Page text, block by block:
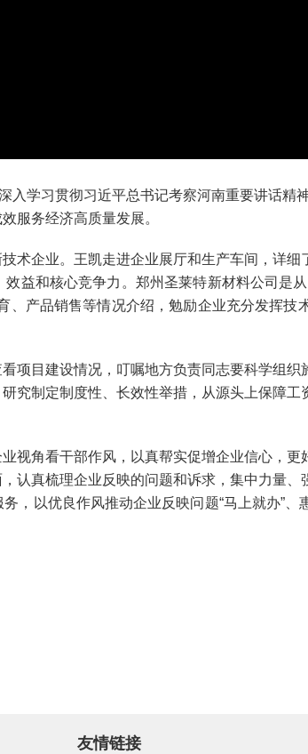
习贯彻习近平总书记考察河南重要讲话精
服务经济高质量发展。
企业。王凯走进企业展厅和生产车间，详细
益和核心竞争力。郑州圣莱特新材料公司是
、产品销售等情况介绍，勉励企业充分发挥
目建设情况，叮嘱地方负责同志要科学组织
究制定制度性、长效性举措，从源头上保障
角看干部作风，以真帮实促增企业信心，更
认真梳理企业反映的问题和诉求，集中力量
，以优良作风推动企业反映问题“马上就办”
友情链接